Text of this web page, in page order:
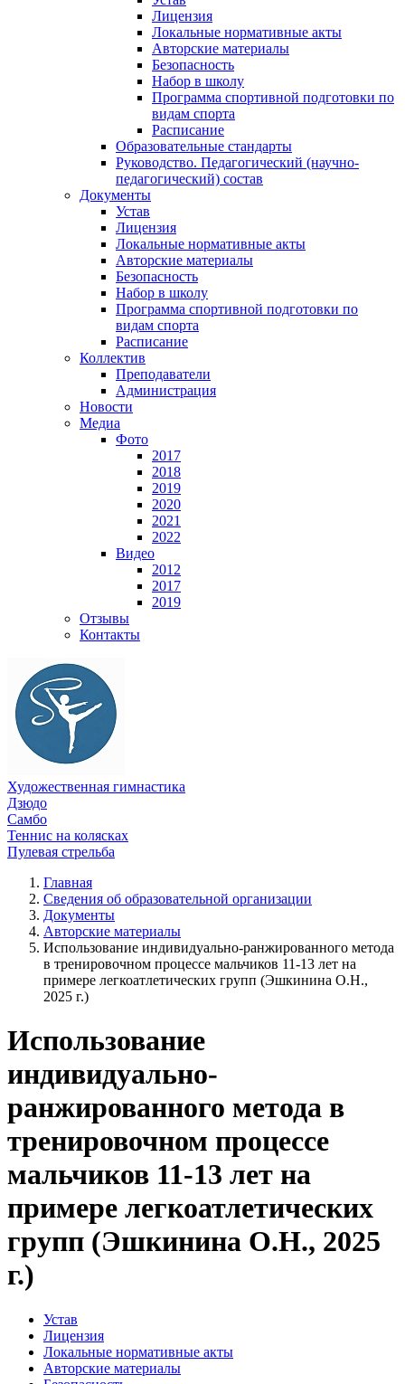
Лицензия
Локальные нормативные акты
Авторские материалы
Безопасность
Набор в школу
Программа спортивной подготовки по
видам спорта
Расписание
Образовательные стандарты
Руководство. Педагогический (научно-
педагогический) состав
Документы
Устав
Лицензия
Локальные нормативные акты
Авторские материалы
Безопасность
Набор в школу
Программа спортивной подготовки по
видам спорта
Расписание
Коллектив
Преподаватели
Администрация
Новости
Медиа
Фото
2017
2018
2019
2020
2021
2022
Видео
2012
2017
2019
Отзывы
Контакты
Художественная гимнастика
Дзюдо
Самбо
Теннис на колясках
Пулевая стрельба
Главная
Сведения об образовательной организации
Документы
Авторские материалы
Использование индивидуально-ранжированного метода
в тренировочном процессе мальчиков 11-13 лет на
примере легкоатлетических групп (Эшкинина О.Н.,
2025 г.)
Использование
индивидуально-
ранжированного метода в
тренировочном процессе
мальчиков 11-13 лет на
примере легкоатлетических
групп (Эшкинина О.Н., 2025
г.)
Устав
Лицензия
Локальные нормативные акты
Авторские материалы